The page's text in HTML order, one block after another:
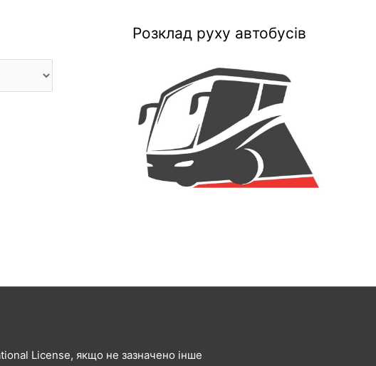
Розклад руху автобусів
License, якщо не зазначено інше